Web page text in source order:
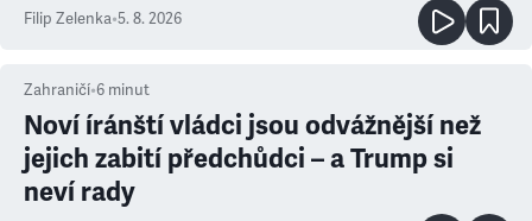
Filip Zelenka•5. 8. 2026
Zahraničí•6 minut
Noví íránští vládci jsou odvážnější než
jejich zabití předchůdci – a Trump si
neví rady